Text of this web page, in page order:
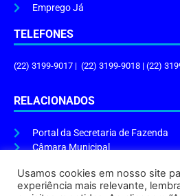
Emprego Já
TELEFONES
(22) 3199-9017 | (22) 3199-9018 | (22)
RELACIONADOS
Portal da Secretaria de Fazenda
Câmara Municipal
ENDEREÇO E HORÁRIO
Usamos cookies em nosso site
experiência mais relevante,